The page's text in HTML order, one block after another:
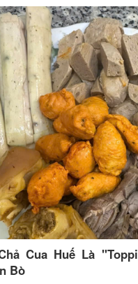
Cua Huế Là
Bò